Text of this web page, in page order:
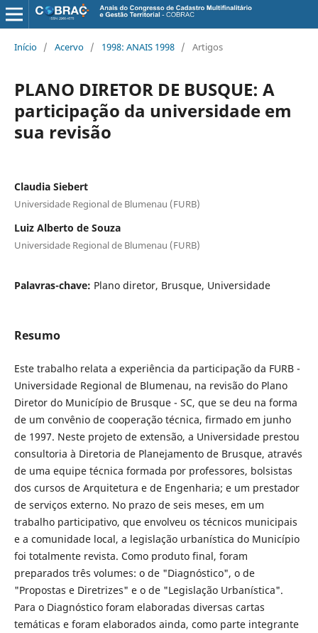
Início / Acervo / 1998: ANAIS 1998 / Artigos
PLANO DIRETOR DE BUSQUE: A
participação da universidade em
sua revisão
Claudia Siebert
Universidade Regional de Blumenau (FURB)
Luiz Alberto de Souza
Universidade Regional de Blumenau (FURB)
Palavras-chave: Plano diretor, Brusque, Universidade
Resumo
Este trabalho relata a experiência da participação da FURB -
Universidade Regional de Blumenau, na revisão do Plano
Diretor do Município de Brusque - SC, que se deu na forma
de um convênio de cooperação técnica, firmado em junho
de 1997. Neste projeto de extensão, a Universidade prestou
consultoria à Diretoria de Planejamento de Brusque, através
de uma equipe técnica formada por professores, bolsistas
dos cursos de Arquitetura e de Engenharia; e um prestador
de serviços externo. No prazo de seis meses, em um
trabalho participativo, que envolveu os técnicos municipais
e a comunidade local, a legislação urbanística do Município
foi totalmente revista. Como produto final, foram
preparados três volumes: o de "Diagnóstico", o de
"Propostas e Diretrizes" e o de "Legislação Urbanística".
Para o Diagnóstico foram elaboradas diversas cartas
temáticas e foram elaborados ainda, como parte integrante